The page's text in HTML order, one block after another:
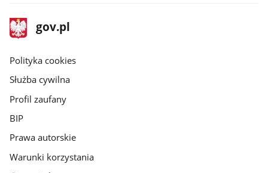
stopka
gov.pl
Strona
gov.pl
gov.pl
Polityka cookies
Służba cywilna
Profil zaufany
BIP
Prawa autorskie
Warunki korzystania